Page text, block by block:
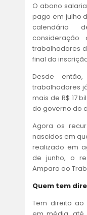
O abono
pago em julho
calendário
trabalhadores
final da
Desde
trabalhadores
mais de R$ 17
do governo do
Agora os
nascidos em
realizado em
de junho, o
Amparo ao
Quem tem
Tem direito